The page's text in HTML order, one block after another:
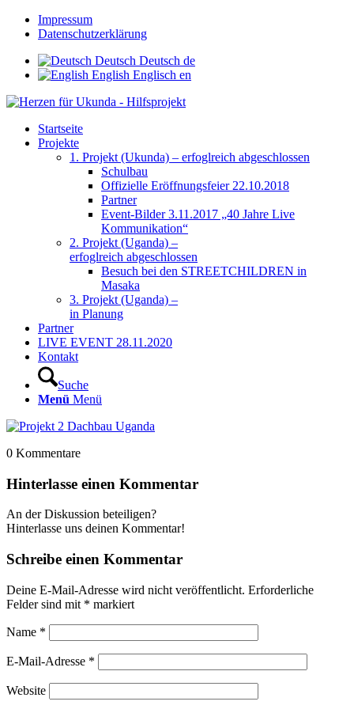
Impressum
Datenschutzerklärung
Deutsch Deutsch de
English Englisch en
Startseite
Projekte
1. Projekt (Ukunda) – erfoglreich abgeschlossen
Schulbau
Offizielle Eröffnungsfeier 22.10.2018
Partner
Event-Bilder 3.11.2017 „40 Jahre Live
Kommunikation“
2. Projekt (Uganda) –
erfoglreich abgeschlossen
Besuch bei den STREETCHILDREN in
Masaka
3. Projekt (Uganda) –
in Planung
Partner
LIVE EVENT 28.11.2020
Kontakt
Suche
Menü Menü
0 Kommentare
Hinterlasse einen Kommentar
An der Diskussion beteiligen?
Hinterlasse uns deinen Kommentar!
Schreibe einen Kommentar
Deine E-Mail-Adresse wird nicht veröffentlicht. Erforderliche
Felder sind mit * markiert
Name *
E-Mail-Adresse *
Website